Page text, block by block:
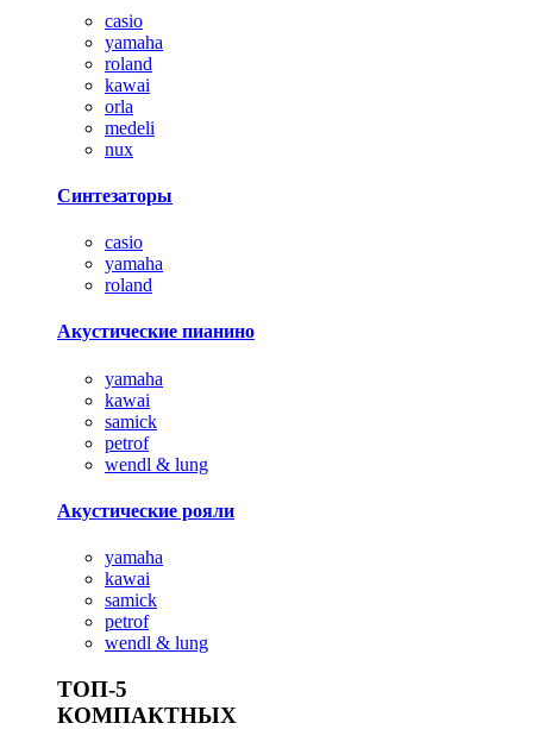
casio
yamaha
roland
kawai
orla
medeli
nux
Синтезаторы
casio
yamaha
roland
Акустические пианино
yamaha
kawai
samick
petrof
wendl & lung
Акустические рояли
yamaha
kawai
samick
petrof
wendl & lung
ТОП-5
КОМПАКТНЫХ